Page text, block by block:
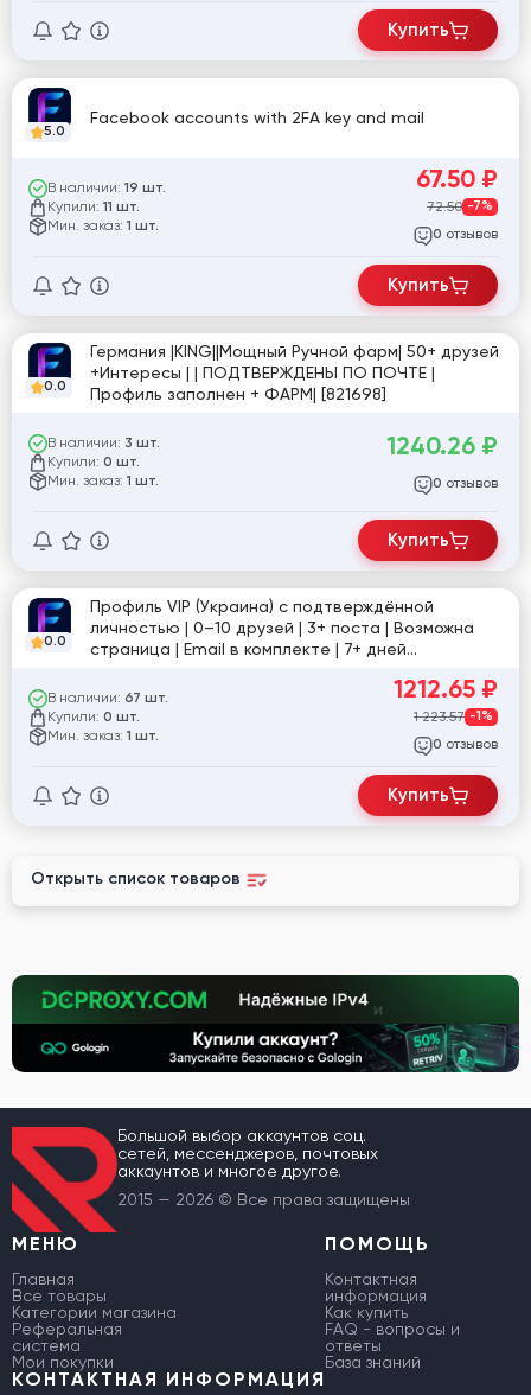
Купить
5.0
Facebook accounts with 2FA key and mail
В наличии: 19 шт.
Купили: 11 шт.
Мин. заказ: 1 шт.
67.50 ₽
72.50 -7%
0 отзывов
Купить
0.0
Германия |KING||Мощный Ручной фарм| 50+ друзей
+Интересы | | ПОДТВЕРЖДЕНЫ ПО ПОЧТЕ |
Профиль заполнен + ФАРМ| [821698]
В наличии: 3 шт.
Купили: 0 шт.
Мин. заказ: 1 шт.
1240.26 ₽
0 отзывов
Купить
0.0
Профиль VIP (Украина) с подтверждённой
личностью | 0–10 друзей | 3+ поста | Возможна
страница | Email в комплекте | 7+ дней
цена
В наличии: 67 шт.
Купили: 0 шт.
Мин. заказ: 1 шт.
1212.65 ₽
1 223.57 -1%
0 отзывов
Купить
Открыть список товаров
Большой выбор аккаунтов соц.
сетей, мессенджеров, почтовых
аккаунтов и многое другое.
2015 — 2026 © Все права защищены
МЕНЮ
Главная
Все товары
Категории магазина
Реферальная
система
Мои покупки
ПОМОЩЬ
Контактная
информация
Как купить
FAQ - вопросы и
ответы
База знаний
КОНТАКТНАЯ ИНФОРМАЦИЯ